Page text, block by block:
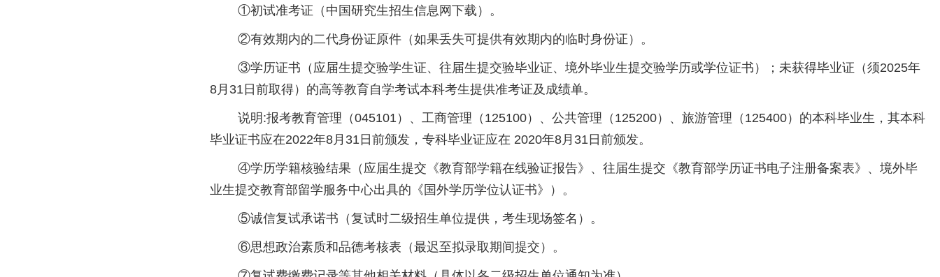
①初试准考证（中国研究生招生信息网下载）。
②有效期内的二代身份证原件（如果丢失可提供有效期内的临时身份证）。
③学历证书（应届生提交验学生证、往届生提交验毕业证、境外毕业生提交验学历或学位证书）；未获得毕业证（须2025年
8月31日前取得）的高等教育自学考试本科考生提供准考证及成绩单。
说明:报考教育管理（045101）、工商管理（125100）、公共管理（125200）、旅游管理（125400）的本科毕业生，其本科
毕业证书应在2022年8月31日前颁发，专科毕业证应在 2020年8月31日前颁发。
④学历学籍核验结果（应届生提交《教育部学籍在线验证报告》、往届生提交《教育部学历证书电子注册备案表》、境外毕
业生提交教育部留学服务中心出具的《国外学历学位认证书》）。
⑤诚信复试承诺书（复试时二级招生单位提供，考生现场签名）。
⑥思想政治素质和品德考核表（最迟至拟录取期间提交）。